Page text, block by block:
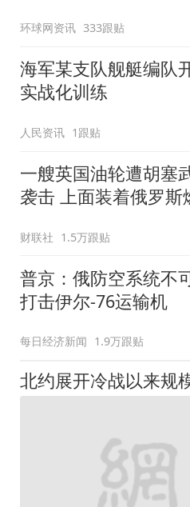
环球网资讯 333跟贴
海军某支队舰艇编队
实战化训练
人民资讯 1跟贴
一艘英国油轮遭胡塞
袭击 上面装着俄罗斯
财联社 1.5万跟贴
普京：俄防空系统不
打击伊尔-76运输机
每日经济新闻 1.9万跟贴
北约展开冷战以来规